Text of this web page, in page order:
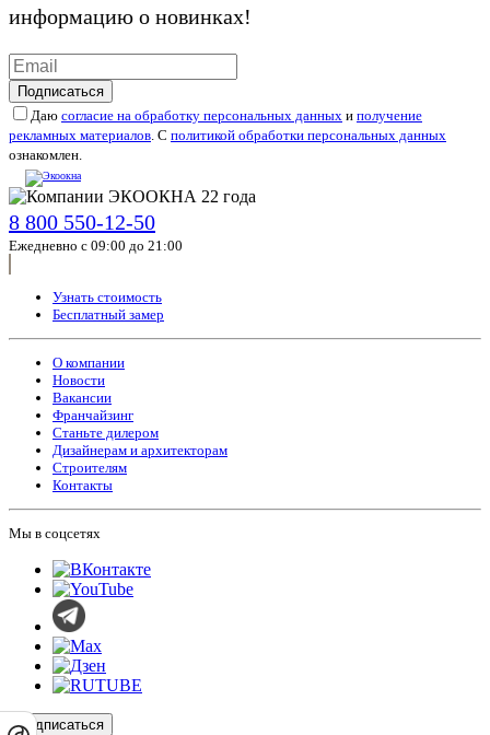
информацию о новинках!
Подписаться
Даю согласие на обработку персональных данных и получение
рекламных материалов. С политикой обработки персональных данных
ознакомлен.
8 800 550-12-50
Ежедневно с 09:00 до 21:00
Узнать стоимость
Бесплатный замер
О компании
Новости
Вакансии
Франчайзинг
Станьте дилером
Дизайнерам и архитекторам
Строителям
Контакты
Мы в соцсетях
Подписаться